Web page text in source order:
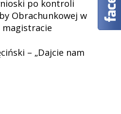
po kontroli
Obrachunkowej w
magistracie
– „Dajcie nam